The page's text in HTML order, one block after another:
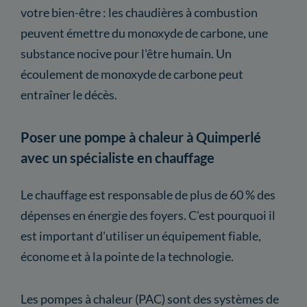
votre bien-être : les chaudières à combustion
peuvent émettre du monoxyde de carbone, une
substance nocive pour l'être humain. Un
écoulement de monoxyde de carbone peut
entraîner le décès.
Poser une pompe à chaleur à Quimperlé
avec un spécialiste en chauffage
Le chauffage est responsable de plus de 60 % des
dépenses en énergie des foyers. C'est pourquoi il
est important d'utiliser un équipement fiable,
économe et à la pointe de la technologie.
Les pompes à chaleur (PAC) sont des systèmes de